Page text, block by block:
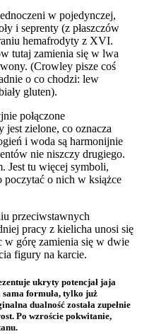
w pojedynczej,
i seprenty (z płaszczów
hemafrodyty z XVI.
tutaj zamienia się w lwa
(Crowley pisze coś
o co chodzi: lew
gluten).
połączone
zielone, co oznacza
i woda są harmonijnie
nie niszczy drugiego.
Jest tu więcej symboli,
poczytać o nich w książce
przeciwstawnych
pracy z kielicha unosi się
w górę zamienia się w dwie
figury na karcie.
ukryty potencjał jaja
formuła, tylko już
dualność została zupełnie
Po wzroście pokwitanie,